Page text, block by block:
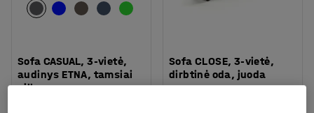
Sofa CASUAL, 3-vietė,
audinys ETNA, tamsiai
pilka
Sofa CLOSE, 3-vietė,
dirbtinė oda, juoda